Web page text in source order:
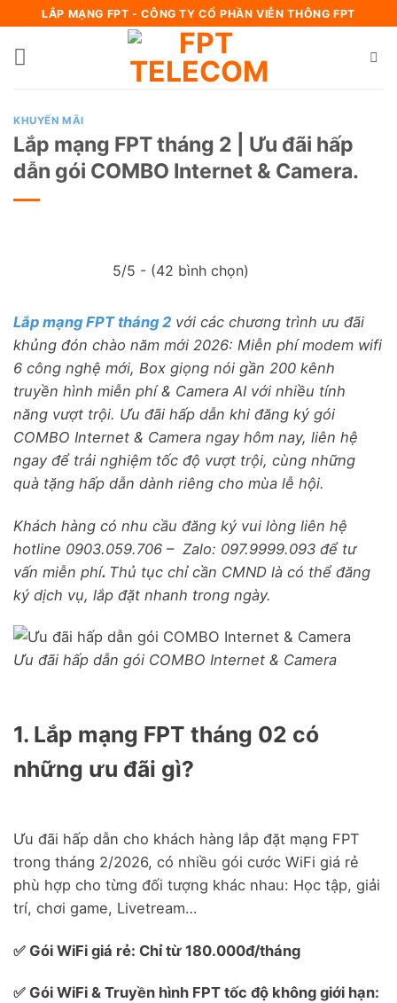
LẮP MẠNG FPT - CÔNG TY CỔ PHẦN VIỄN THÔNG FPT
KHUYẾN MÃI
Lắp mạng FPT tháng 2 | Ưu đãi hấp
dẫn gói COMBO Internet & Camera.
5/5 - (42 bình chọn)
Lắp mạng FPT tháng 2 với các chương trình ưu đãi
khủng đón chào năm mới 2026: Miễn phí modem wifi
6 công nghệ mới, Box giọng nói gần 200 kênh
truyền hình miễn phí & Camera AI với nhiều tính
năng vượt trội. Ưu đãi hấp dẫn khi đăng ký gói
COMBO Internet & Camera ngay hôm nay, liên hệ
ngay để trải nghiệm tốc độ vượt trội, cùng những
quà tặng hấp dẫn dành riêng cho mùa lễ hội.
Khách hàng có nhu cầu đăng ký vui lòng liên hệ
hotline 0903.059.706 – Zalo: 097.9999.093 để tư
vấn miễn phí. Thủ tục chỉ cần CMND là có thể đăng
ký dịch vụ, lắp đặt nhanh trong ngày.
Ưu đãi hấp dẫn gói COMBO Internet & Camera
1. Lắp mạng FPT tháng 02 có
những ưu đãi gì?
Ưu đãi hấp dẫn cho khách hàng lắp đặt mạng FPT
trong tháng 2/2026, có nhiều gói cước WiFi giá rẻ
phù hợp cho từng đối tượng khác nhau: Học tập, giải
trí, chơi game, Livetream…
✅ Gói WiFi giá rẻ: Chỉ từ 180.000đ/tháng
✅ Gói WiFi & Truyền hình FPT tốc độ không giới hạn: